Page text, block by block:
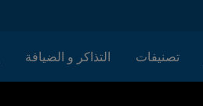
تصنيفات التذاكر و الضيافة